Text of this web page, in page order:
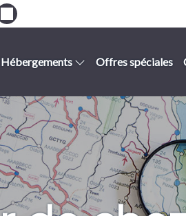
Hébergements Offres spéciales